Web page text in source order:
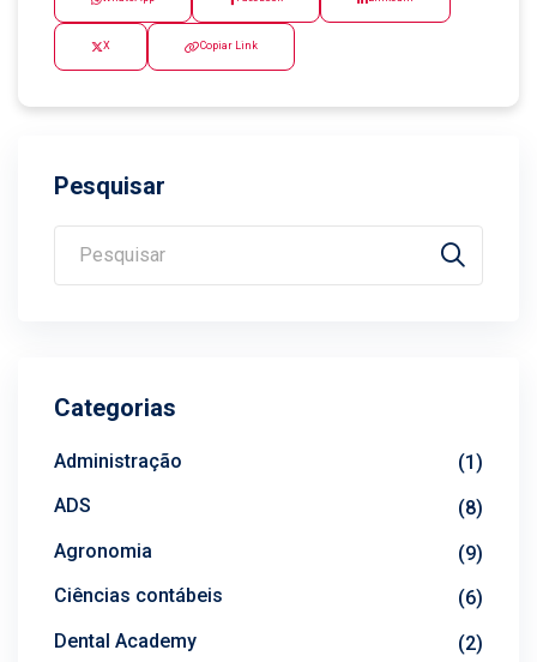
X Copiar Link
Pesquisar
Categorias
Administração
(1)
ADS
(8)
Agronomia
(9)
Ciências contábeis
(6)
Dental Academy
(2)